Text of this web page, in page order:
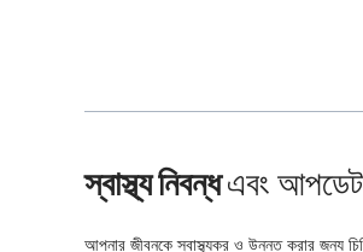
স্বাস্থ্য নিবন্ধএবং আপডেট
আপনার জীবনকে স্বাস্থ্যকর ও উন্নত করার জন্য